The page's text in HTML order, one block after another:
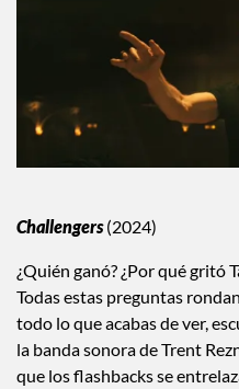
Challengers(2024)
¿Quién ganó? ¿Por qué gritó
Todas estas preguntas
todo lo que acabas de ver,
la banda sonora de Trent
que los flashbacks se